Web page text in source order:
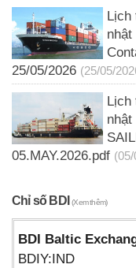
Lịch
nhật
25/05/2026 (25/05/
Lịch
nhật
05.MAY.2026.pdf
Chỉ số BDI(Xem thêm)
BDI Baltic
BDIY:IND